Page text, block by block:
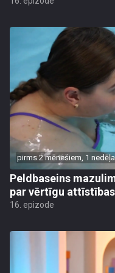
pirms 2 mēnešiem, 1
Peldbaseins
par vērtīgu
16. epizode